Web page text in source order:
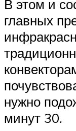
В этом и
главных
нужно
минут 30.